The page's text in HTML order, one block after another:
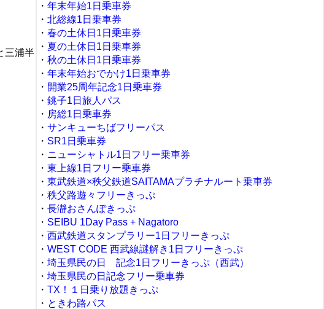
三浦半
・ 年末年始1日乗車券
・ 北総線1日乗車券
・ 春の土休日1日乗車券
・ 夏の土休日1日乗車券
・ 秋の土休日1日乗車券
・ 年末年始おでかけ1日乗車券
・ 開業25周年記念1日乗車券
・ 銚子1日旅人パス
・ 房総1日乗車券
・ サンキューちばフリーパス
・ SR1日乗車券
・ ニューシャトル1日フリー乗車券
・ 東上線1日フリー乗車券
・ 東武鉄道×秩父鉄道SAITAMAプラチナルート乗車券
・ 秩父路遊々フリーきっぷ
・ 長瀞おさんぽきっぷ
・ SEIBU 1Day Pass + Nagatoro
・ 西武鉄道スタンプラリー1日フリーきっぷ
・ WEST CODE 西武線謎解き1日フリーきっぷ
・ 埼玉県民の日 記念1日フリーきっぷ（西武）
・ 埼玉県民の日記念フリー乗車券
・ TX！１日乗り放題きっぷ
・ ときわ路パス